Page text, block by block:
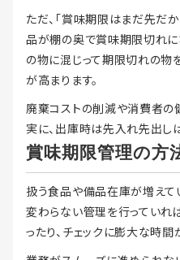
ただ、「賞味期限はまだ先だ
品が棚の奥で賞味期限切れに
の物に混じって期限切れの物
が高まります。
廃棄コストの削減や消費者の
実に、出庫時は先入れ先出し
賞味期限管理の方
扱う食品や備品在庫が増えて
変わらない管理を行っていれ
ったり、チェックに膨大な時間